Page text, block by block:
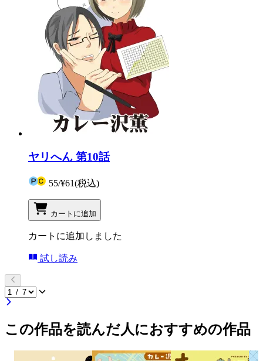
ヤリへん 第10話
55/¥61(税込)
カートに追加
カートに追加しました
試し読み
この作品を読んだ人におすすめの作品